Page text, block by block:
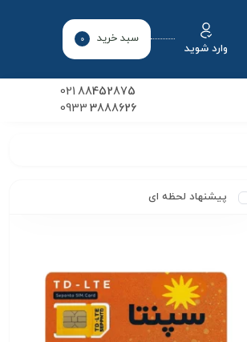
وارد شوید
سبد خرید 0
88452875
021
3888626
0933
پیشنهاد لحظه ای